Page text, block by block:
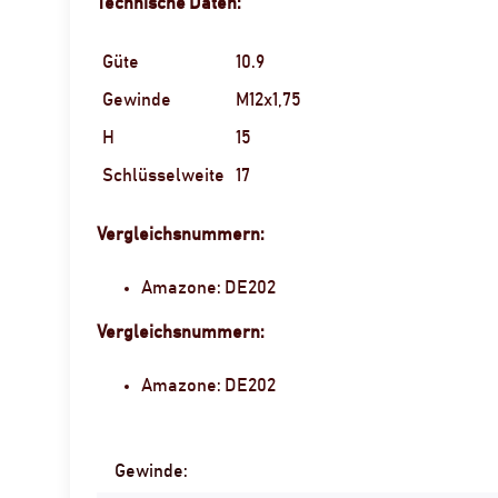
Güte 10.9
Gewinde M12x1,75
H 15
Schlüsselweite 17
Vergleichsnummern:
Amazone: DE202
Vergleichsnummern:
Amazone: DE202
Produkteigenschaft
Wert
Gewinde: